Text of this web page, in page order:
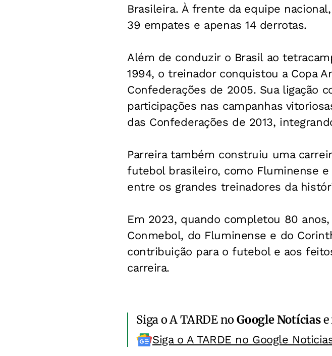
Brasileira. À frente da equipe
39 empates e apenas 14 derrotas.
Além de conduzir o Brasil ao
1994, o treinador conquistou a Copa
Confederações de 2005. Sua ligação
participações nas campanhas
das Confederações de 2013,
Parreira também construiu uma
futebol brasileiro, como Fluminense
entre os grandes treinadores da
Em 2023, quando completou 80
Conmebol, do Fluminense e do
contribuição para o futebol e aos
carreira.
Siga o A TARDE noGoogle Notíciase
Siga o A TARDE no Google